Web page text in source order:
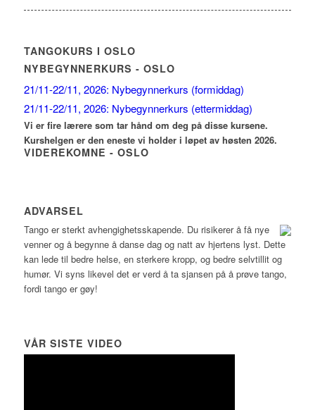
TANGOKURS I OSLO
NYBEGYNNERKURS - OSLO
21/11-22/11, 2026: Nybegynnerkurs (formiddag)
21/11-22/11, 2026: Nybegynnerkurs (ettermiddag)
Vi er fire lærere som tar hånd om deg på disse kursene.
Kurshelgen er den eneste vi holder i løpet av høsten 2026.
VIDEREKOMNE - OSLO
ADVARSEL
Tango er sterkt avhengighetsskapende. Du risikerer å få nye
venner og å begynne å danse dag og natt av hjertens lyst. Dette
kan lede til bedre helse, en sterkere kropp, og bedre selvtillit og
humør. Vi syns likevel det er verd å ta sjansen på å prøve tango,
fordi tango er gøy!
VÅR SISTE VIDEO